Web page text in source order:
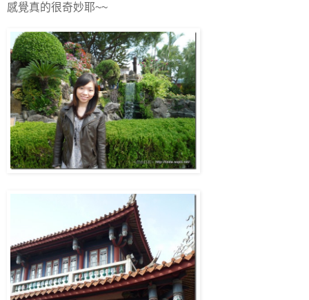
感覺真的很奇妙耶~~